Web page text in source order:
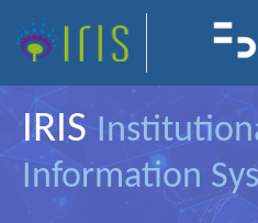
IRIS
Information